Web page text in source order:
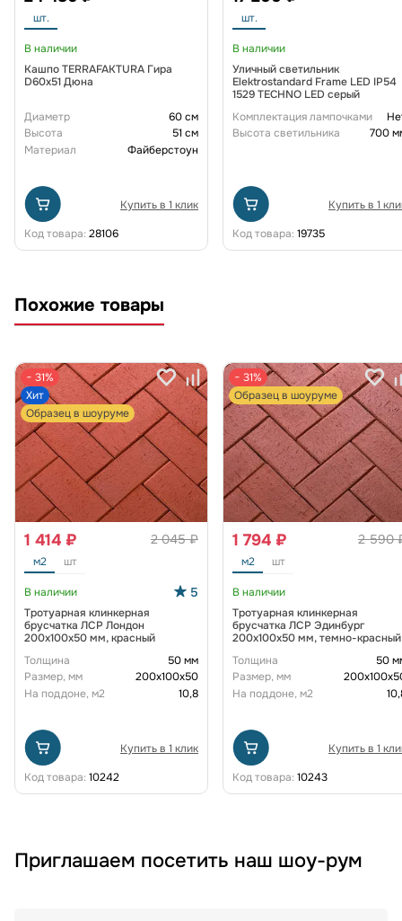
шт.
В наличии
Кашпо TERRAFAKTURA Гира
D60х51 Дюна
Диаметр
60 см
Высота
51 см
Материал
Файберстоун
Купить в 1 клик
Код товара: 28106
шт.
В наличии
Уличный светильник
Elektrostandard Frame LED IP54
1529 TECHNO LED серый
Комплектация лампочками
Высота светильника
700
Купить в 1
Код товара: 19735
Похожие товары
− 31%
Хит
Образец в шоуруме
2 045 ₽
1 414 ₽
м2 шт
В наличии 5
Тротуарная клинкерная
брусчатка ЛСР Лондон
200х100х50 мм, красный
Толщина
50 мм
Размер, мм
200х100х50
На поддоне, м2
10,8
Купить в 1 клик
Код товара: 10242
− 31%
Образец в шоуруме
2 590
1 794 ₽
м2 шт
В наличии
Тротуарная клинкерная
брусчатка ЛСР Эдинбург
200х100х50 мм, темно-красный
Толщина
50
Размер, мм
На поддоне, м2
Купить в 1
Код товара: 10243
Приглашаем посетить наш шоу-рум